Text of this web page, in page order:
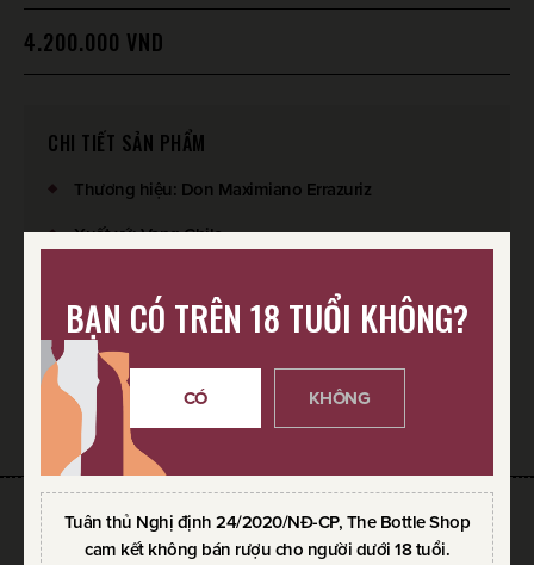
BẠN CÓ TRÊN 18 TUỔI KHÔNG?
CÓ KHÔNG
Tuân thủ Nghị định 24/2020/NĐ-CP, The Bottle Shop
cam kết không bán rượu cho người dưới 18 tuổi.
4.200.000 VND
CHI TIẾT SẢN PHẨM
Thương hiệu: Don Maximiano Errazuriz
Xuất xứ:Vang Chile
Loại rượu:Vang đỏ
SẢN PHẨM YÊU THÍCH
SẢN PHẨM CÙNG THƯƠNG HIỆU